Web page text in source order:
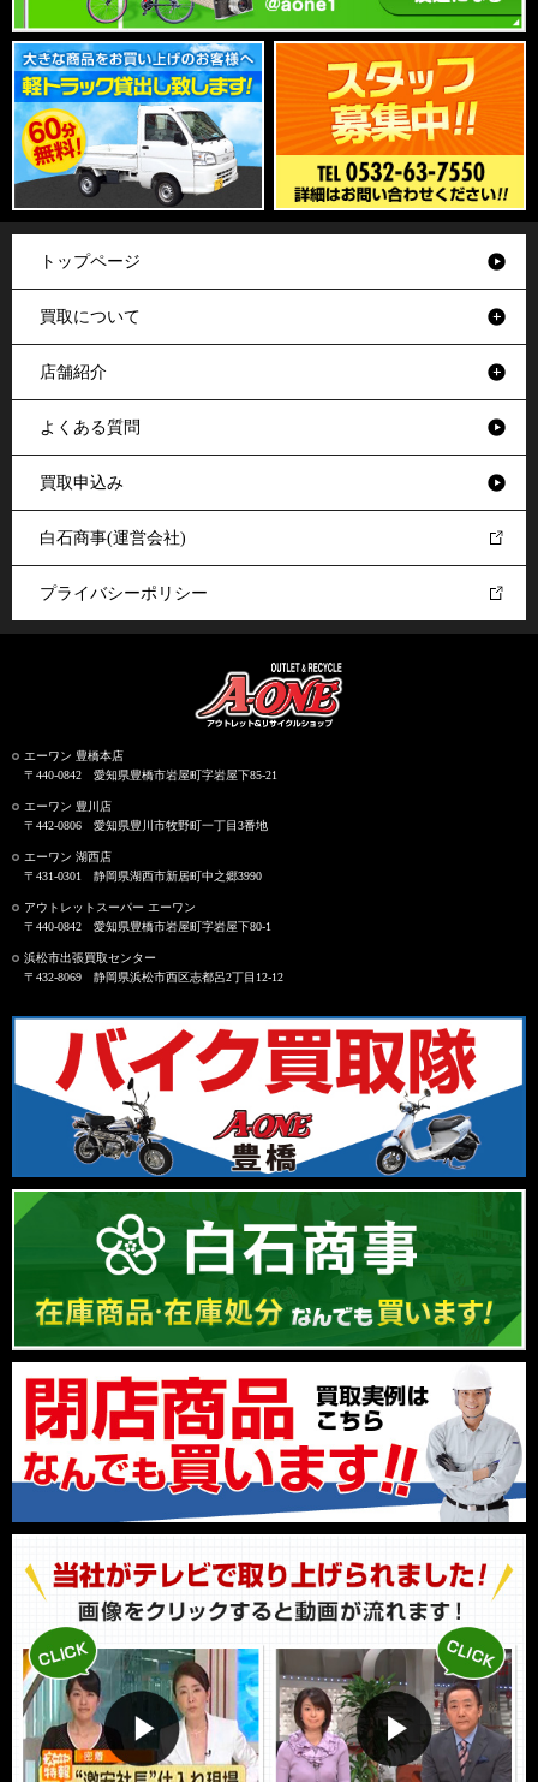
トップページ
買取について
店舗紹介
よくある質問
買取申込み
白石商事(運営会社)
プライバシーポリシー
エーワン 豊橋本店
〒440-0842 愛知県豊橋市岩屋町字岩屋下85-21
エーワン 豊川店
〒442-0806 愛知県豊川市牧野町一丁目3番地
エーワン 湖西店
〒431-0301 静岡県湖西市新居町中之郷3990
アウトレットスーパー エーワン
〒440-0842 愛知県豊橋市岩屋町字岩屋下80-1
浜松市出張買取センター
〒432-8069 静岡県浜松市西区志都呂2丁目12-12